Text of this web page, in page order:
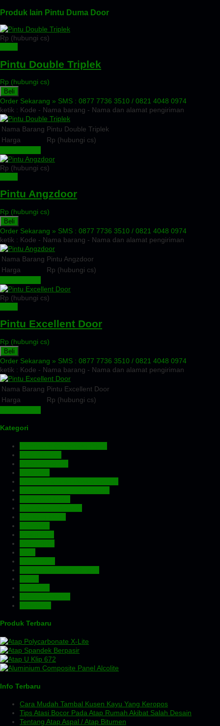
Produk lain Pintu Duma Door
Rp (hubungi cs)
Pintu Double Triplek
Rp (hubungi cs)
Beli
Order Sekarang » SMS : 0877 7736 3510 / 0821 4048 0974
ketik : Kode - Nama barang - Nama dan alamat pengiriman
Nama Barang Pintu Double Triplek
Harga
Rp (hubungi cs)
Rp (hubungi cs)
Pintu Angzdoor
Rp (hubungi cs)
Beli
Order Sekarang » SMS : 0877 7736 3510 / 0821 4048 0974
ketik : Kode - Nama barang - Nama dan alamat pengiriman
Nama Barang Pintu Angzdoor
Harga
Rp (hubungi cs)
Rp (hubungi cs)
Pintu Excellent Door
Rp (hubungi cs)
Beli
Order Sekarang » SMS : 0877 7736 3510 / 0821 4048 0974
ketik : Kode - Nama barang - Nama dan alamat pengiriman
Nama Barang Pintu Excellent Door
Harga
Rp (hubungi cs)
Kategori
Produk Terbaru
Info Terbaru
Cara Mudah Tambal Kusen Kayu Yang Keropos
Tips Atasi Bocor Pada Atap Rumah Akibat Salah Desain
Tentang Atap Aspal / Atap Bitumen